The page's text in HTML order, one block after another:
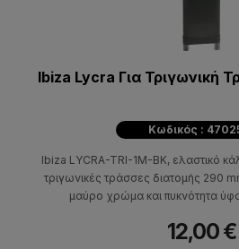
Ibiza Lycra Για Τριγωνική
Κωδικός :
Ibiza LYCRA-TRI-1M-BK, ελαστικό
τριγωνικές τράσσες διατομής 290
μαύρο χρώμα και πυκνότητα
12,00 €